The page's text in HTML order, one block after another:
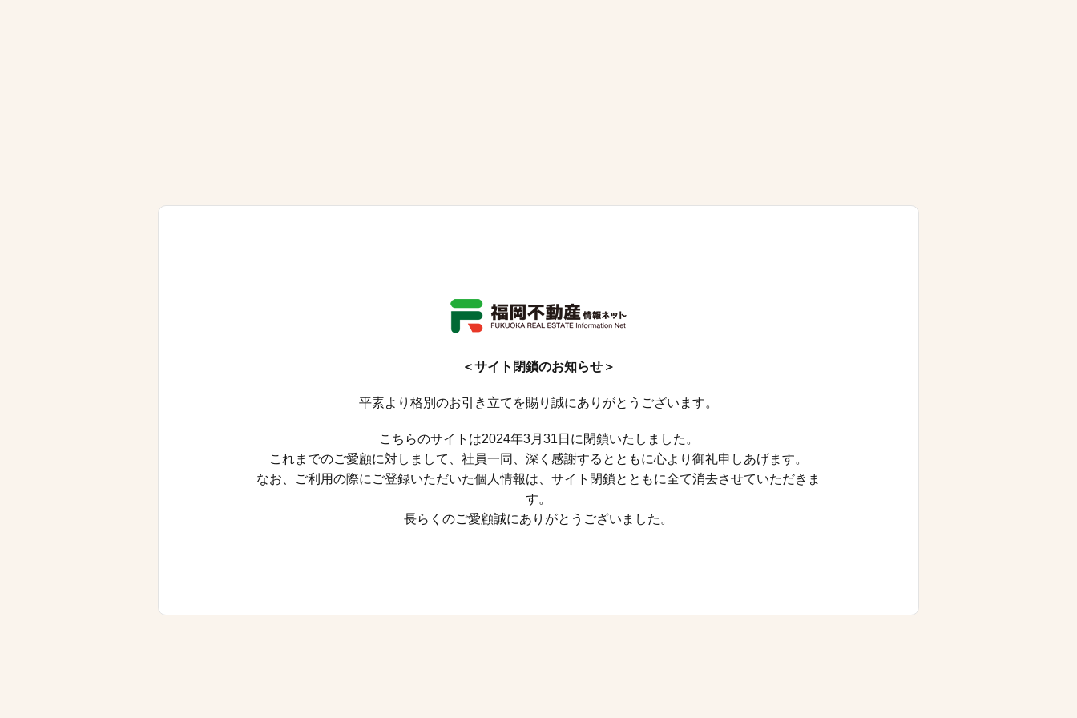
＜サイト閉鎖のお知らせ＞
平素より格別のお引き立てを賜り誠にありがとうございます。
こちらのサイトは2024年3月31日に閉鎖いたしました。
これまでのご愛顧に対しまして、社員一同、深く感謝するとともに心より御礼申しあげます。
なお、ご利用の際にご登録いただいた個人情報は、サイト閉鎖とともに全て消去させていただきま
す。
長らくのご愛顧誠にありがとうございました。